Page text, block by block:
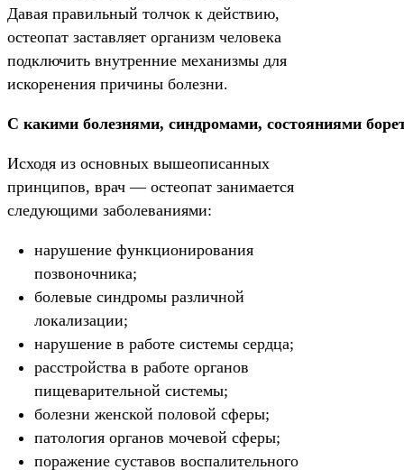
Давая правильный толчок к действию,
остеопат заставляет организм человека
подключить внутренние механизмы для
искоренения причины болезни.
С какими болезнями, синдромами, состояниями
Исходя из основных вышеописанных
принципов, врач — остеопат занимается
следующими заболеваниями:
нарушение функционирования
позвоночника;
болевые синдромы различной
локализации;
нарушение в работе системы сердца;
расстройства в работе органов
пищеварительной системы;
болезни женской половой сферы;
патология органов мочевой сферы;
поражение суставов воспалительного